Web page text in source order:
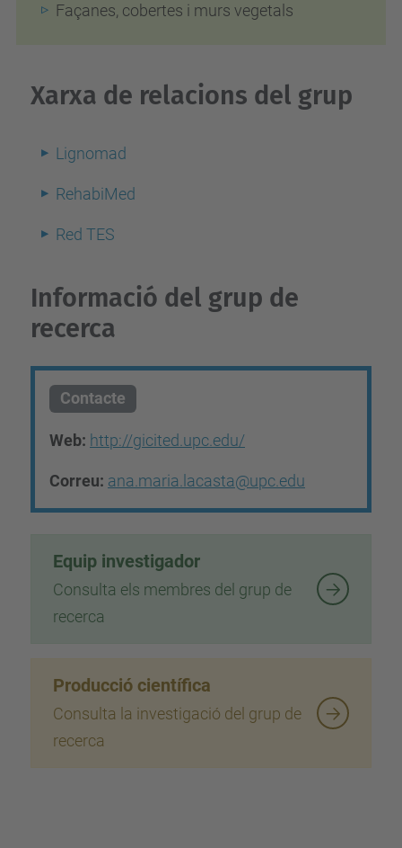
Façanes, cobertes i murs vegetals
Xarxa de relacions del grup
Lignomad
RehabiMed
Red TES
Informació del grup de
recerca
Contacte
Web: http://gicited.upc.edu/
Correu: ana.maria.lacasta@upc.edu
Equip investigador
Consulta els membres del grup de
recerca
Producció científica
Consulta la investigació del grup de
recerca